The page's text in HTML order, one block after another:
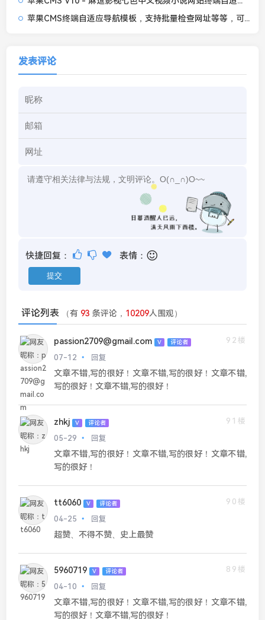
苹果CMS终端自适应导航模板，支持批量检查网址等等，可二开视频导航一体站
发表评论
快捷回复： 表情：
评论列表 （有 93 条评论， 10209人围观）
passion2709@gmail.com V 评论者
92楼
07-12
回复
文章不错,写的很好！文章不错,写的很好！文章不错,
写的很好！文章不错,写的很好！
zhkj V 评论者
91楼
05-29
回复
文章不错,写的很好！文章不错,写的很好！文章不错,
写的很好！
tt6060 V 评论者
90楼
04-25
回复
超赞、不得不赞、史上最赞
5960719 V 评论者
89楼
04-10
回复
文章不错,写的很好！文章不错,写的很好！文章不错,
写的很好！文章不错,写的很好！